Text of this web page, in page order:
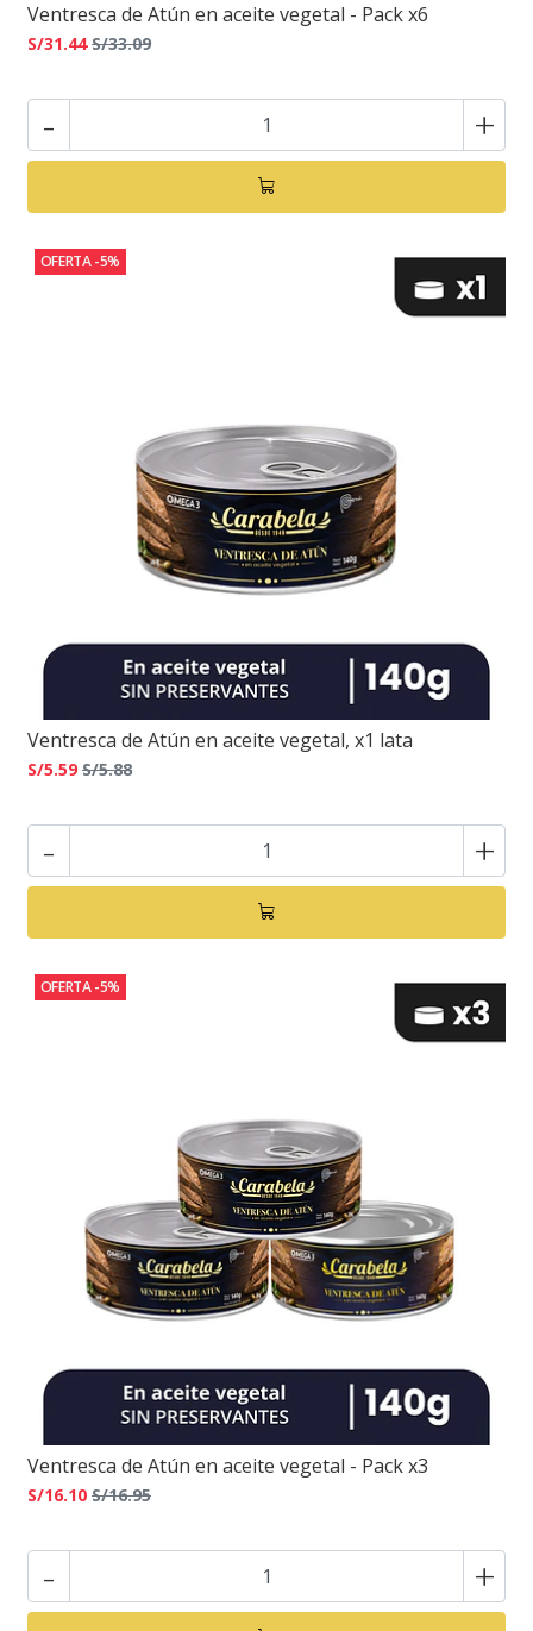
Ventresca de Atún en aceite vegetal - Pack x6
S/31.44 S/33.09
- +
OFERTA -5%
Ventresca de Atún en aceite vegetal, x1 lata
S/5.59 S/5.88
- +
OFERTA -5%
Ventresca de Atún en aceite vegetal - Pack x3
S/16.10 S/16.95
- +